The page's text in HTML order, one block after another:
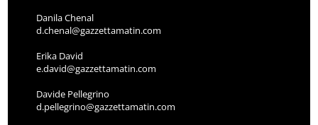
Danila Chenal
d.chenal@gazzettamatin.com
Erika David
e.david@gazzettamatin.com
Davide Pellegrino
d.pellegrino@gazzettamatin.com